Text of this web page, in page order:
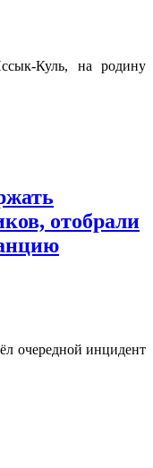
Куль, на родину
отобрали
очередной инцидент